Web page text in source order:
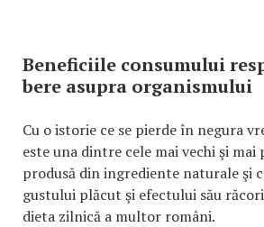
Beneficiile consumului
bere asupra organismului
Cu o istorie ce se pierde în negura
este una dintre cele mai vechi şi
produsă din ingrediente naturale şi
gustului plăcut şi efectului său
dieta zilnică a multor români.